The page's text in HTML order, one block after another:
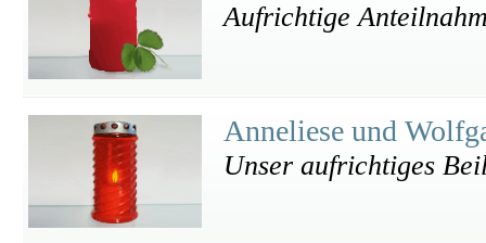
Aufrichtige
Anneliese und
Unser aufrichtiges